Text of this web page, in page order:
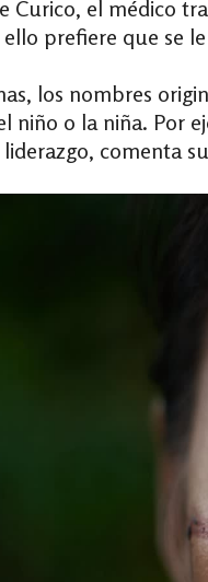
Curico, el médico
prefiere que se
los nombres
niño o la niña. Por
comenta